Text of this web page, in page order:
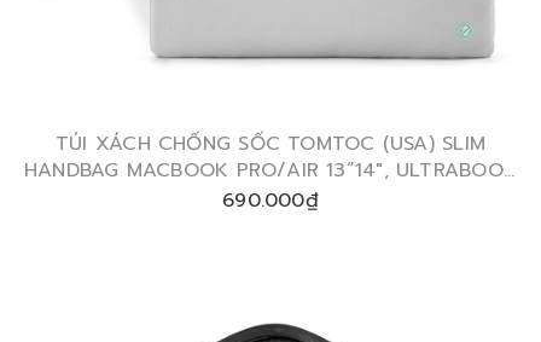
TÚI XÁCH CHỐNG SỐC TOMTOC (USA) SLIM
HANDBAG MACBOOK PRO/AIR 13”14″, ULTRABOOK
13″ A21-C01
690.000₫